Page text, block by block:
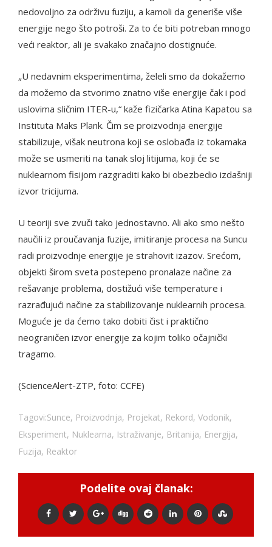
nedovoljno za održivu fuziju, a kamoli da generiše više
energije nego što potroši. Za to će biti potreban mnogo
veći reaktor, ali je svakako značajno dostignuće.
„U nedavnim eksperimentima, želeli smo da dokažemo
da možemo da stvorimo znatno više energije čak i pod
uslovima sličnim ITER-u,“ kaže fizičarka Atina Kapatou sa
Instituta Maks Plank. Čim se proizvodnja energije
stabilizuje, višak neutrona koji se oslobađa iz tokamaka
može se usmeriti na tanak sloj litijuma, koji će se
nuklearnom fisijom razgraditi kako bi obezbedio izdašniji
izvor tricijuma.
U teoriji sve zvuči tako jednostavno. Ali ako smo nešto
naučili iz proučavanja fuzije, imitiranje procesa na Suncu
radi proizvodnje energije je strahovit izazov. Srećom,
objekti širom sveta postepeno pronalaze načine za
rešavanje problema, dostižući više temperature i
razrađujući načine za stabilizovanje nuklearnih procesa.
Moguće je da ćemo tako dobiti čist i praktično
neograničen izvor energije za kojim toliko očajnički
tragamo.
(ScienceAlert-ZTP, foto: CCFE)
Tagovi:Sunce, Proizvodnja, Projekat, Rekord, Vodonik,
Eksperiment, Nuklearna, Istraživanje, Britanija, Energija,
Fuzija, Reaktor
Podelite ovaj članak: